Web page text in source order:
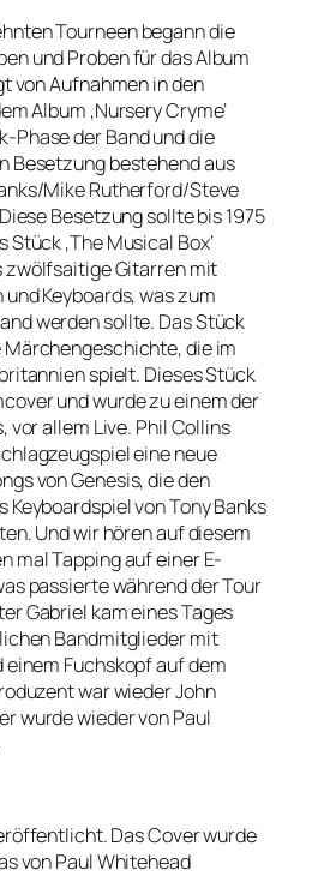
Tourneen begann die
und Proben für das Album
von Aufnahmen in den
Album ‚Nursery Cryme‘
Phase der Band und die
Besetzung bestehend aus
Mike Rutherford/Steve
Besetzung sollte bis 1975
‚The Musical Box‘
Gitarren mit
Keyboards, was zum
werden sollte. Das Stück
die im
spielt. Dieses Stück
und wurde zu einem der
vor allem Live. Phil Collins
eine neue
von Genesis, die den
Keyboardspiel von Tony Banks
Und wir hören auf diesem
mal Tapping auf einer E-
passierte während der Tour
Gabriel kam eines Tages
Bandmitglieder mit
Fuchskopf auf dem
war wieder John
wurde wieder von Paul
Das Cover wurde
von Paul Whitehead